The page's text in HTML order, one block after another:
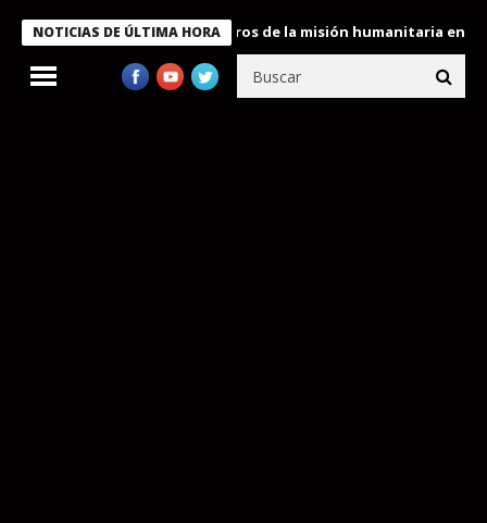
NOTICIAS DE ÚLTIMA HORA
condecora a miembros de la misión humanitaria enviada a